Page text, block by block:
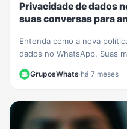
Privacidade de dados
suas conversas para
Entenda como a nova
dados no WhatsApp. Suas
GruposWhats·há 7 meses